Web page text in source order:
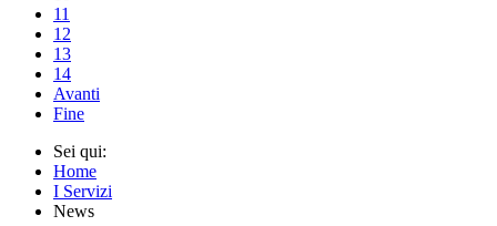
11
12
13
14
Avanti
Fine
Sei qui:
Home
I Servizi
News